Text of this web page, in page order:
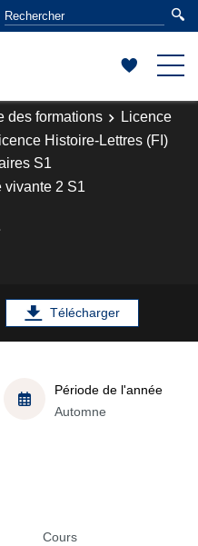
des formations
Licence
Histoire-Lettres (FI)
S1
vivante 2 S1
Télécharger
Période de l'année
Automne
Cours